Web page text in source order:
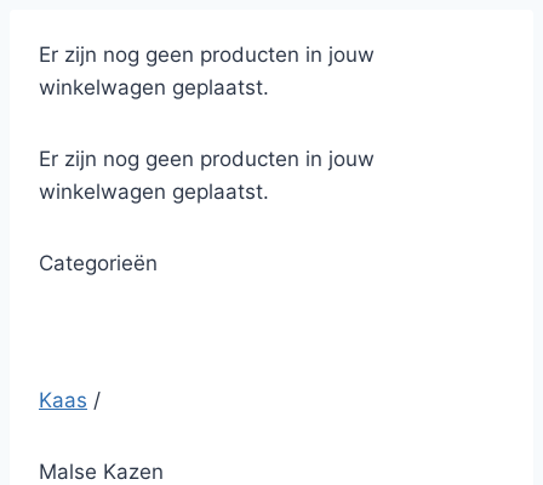
Er zijn nog geen producten in jouw
winkelwagen geplaatst.
Er zijn nog geen producten in jouw
winkelwagen geplaatst.
Categorieën
Kaas /
Malse Kazen